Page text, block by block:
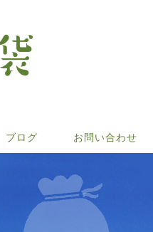
ブログ お問い合わせ